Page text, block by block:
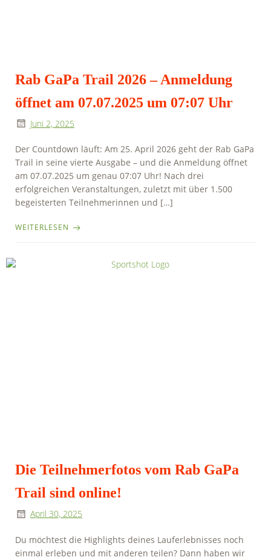
Rab GaPa Trail 2026 – Anmeldung
öffnet am 07.07.2025 um 07:07 Uhr
Juni 2, 2025
Der Countdown läuft: Am 25. April 2026 geht der Rab GaPa
Trail in seine vierte Ausgabe – und die Anmeldung öffnet
am 07.07.2025 um genau 07:07 Uhr! Nach drei
erfolgreichen Veranstaltungen, zuletzt mit über 1.500
begeisterten Teilnehmerinnen und […]
WEITERLESEN
Die Teilnehmerfotos vom Rab GaPa
Trail sind online!
April 30, 2025
Du möchtest die Highlights deines Lauferlebnisses noch
einmal erleben und mit anderen teilen? Dann haben wir